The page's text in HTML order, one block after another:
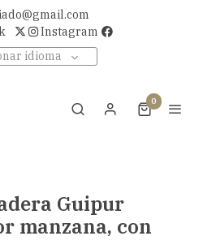
Instagram
idioma
0
Guipur
manzana, con